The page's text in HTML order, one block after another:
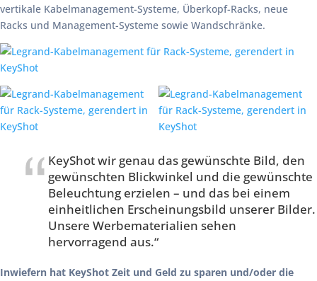
vertikale Kabelmanagement-Systeme, Überkopf-Racks, neue
Racks und Management-Systeme sowie Wandschränke.
KeyShot wir genau das gewünschte Bild, den
gewünschten Blickwinkel und die gewünschte
Beleuchtung erzielen – und das bei einem
einheitlichen Erscheinungsbild unserer Bilder.
Unsere Werbematerialien sehen
hervorragend aus.“
Inwiefern hat KeyShot Zeit und Geld zu sparen und/oder die